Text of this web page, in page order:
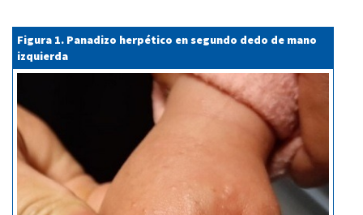
Figura 1. Panadizo herpético en segundo dedo de mano
izquierda